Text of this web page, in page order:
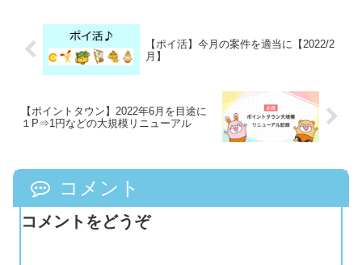
【ポイ活】今月の案件を適当に【2022/2
月】
【ポイントタウン】2022年6月を目途に
１P⇒1円などの大規模リニューアル
コメント
コメントをどうぞ